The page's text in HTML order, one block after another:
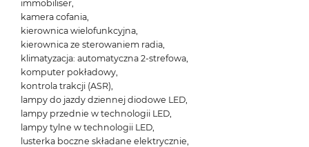
immobiliser,
kamera cofania,
kierownica wielofunkcyjna,
kierownica ze sterowaniem radia,
klimatyzacja: automatyczna 2-strefowa,
komputer pokładowy,
kontrola trakcji (ASR),
lampy do jazdy dziennej diodowe LED,
lampy przednie w technologii LED,
lampy tylne w technologii LED,
lusterka boczne składane elektrycznie,